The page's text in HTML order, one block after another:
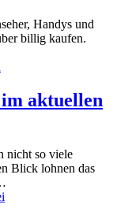
Handys und
billig kaufen.
im aktuellen
nicht so viele
Blick lohnen das